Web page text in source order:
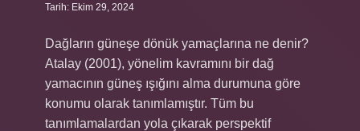
Tarih: Ekim 29, 2024
Dağların güneşe dönük yamaçlarına ne denir?
Atalay (2001), yönelim kavramını bir dağ
yamacının güneş ışığını alma durumuna göre
konumu olarak tanımlamıştır. Tüm bu
tanımlamalardan yola çıkarak perspektif